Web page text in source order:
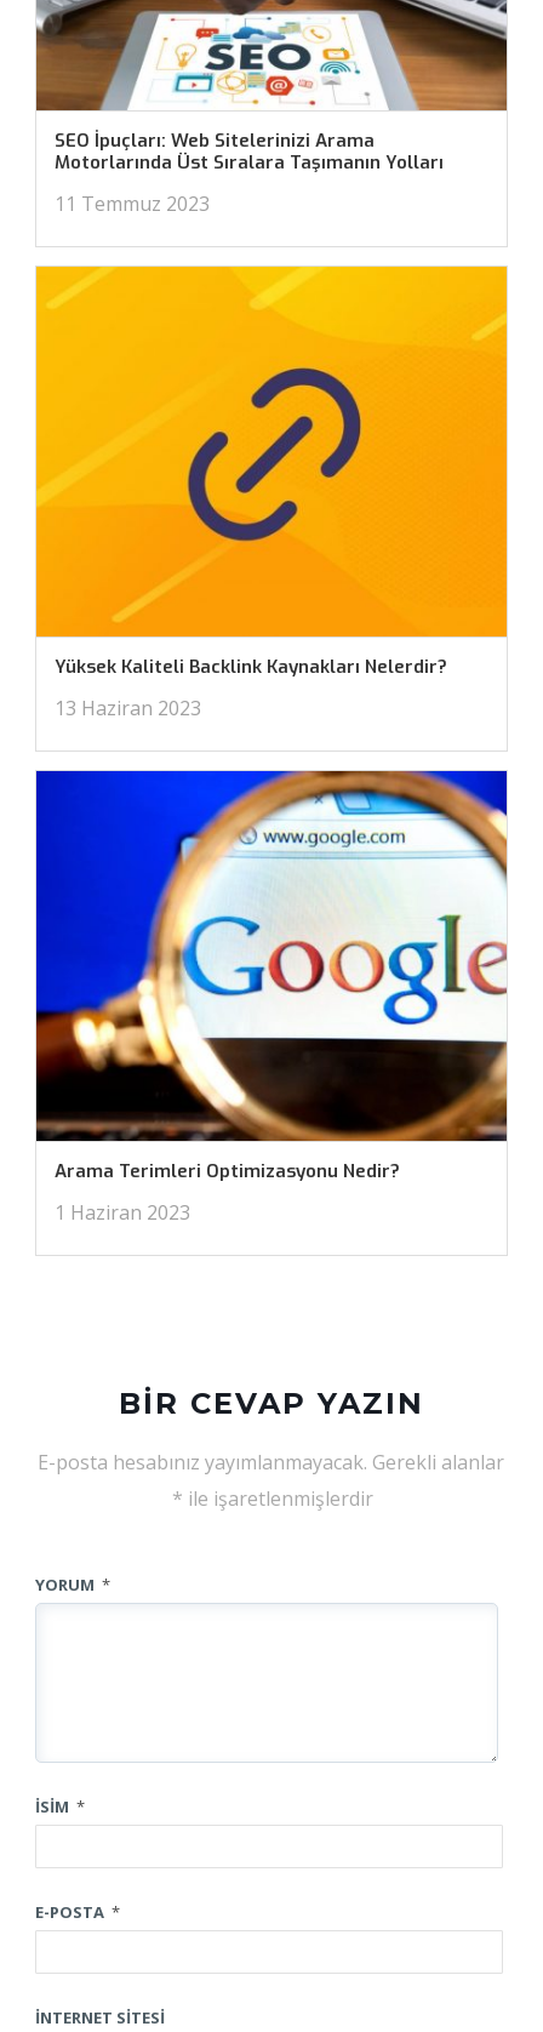
SEO İpuçları: Web Sitelerinizi Arama
Motorlarında Üst Sıralara Taşımanın Yolları
11 Temmuz 2023
Yüksek Kaliteli Backlink Kaynakları Nelerdir?
13 Haziran 2023
Arama Terimleri Optimizasyonu Nedir?
1 Haziran 2023
BIR CEVAP YAZIN
E-posta hesabınız yayımlanmayacak. Gerekli alanlar
* ile işaretlenmişlerdir
YORUM *
İSIM *
E-POSTA *
İNTERNET SITESI